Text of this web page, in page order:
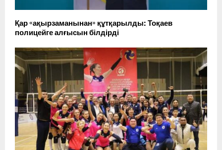
Қар «ақырзаманынан» құтқарылды: Тоқаев
полицейге алғысын білдірді